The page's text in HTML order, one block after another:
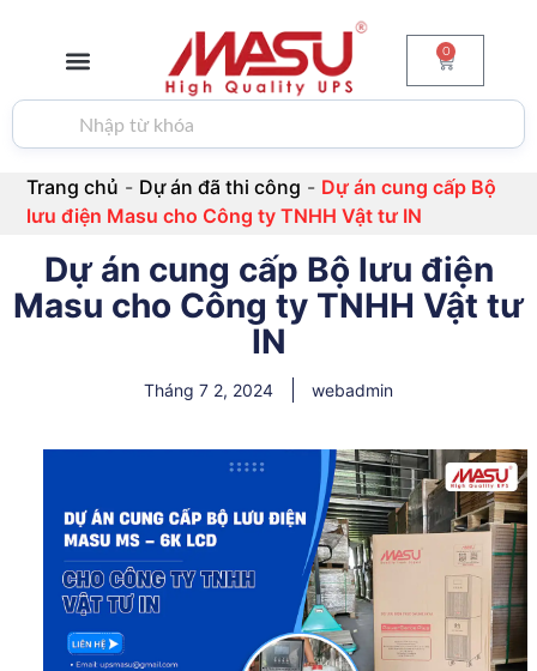
0
Trang chủ - Dự án đã thi công - Dự án cung cấp Bộ
lưu điện Masu cho Công ty TNHH Vật tư IN
Dự án cung cấp Bộ lưu điện
Masu cho Công ty TNHH Vật tư
IN
Tháng 7 2, 2024 webadmin